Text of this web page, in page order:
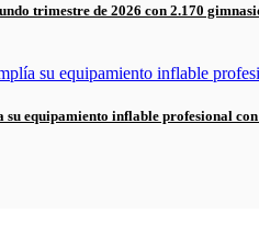
trimestre de 2026 con 2.170
equipamiento inflable profesional